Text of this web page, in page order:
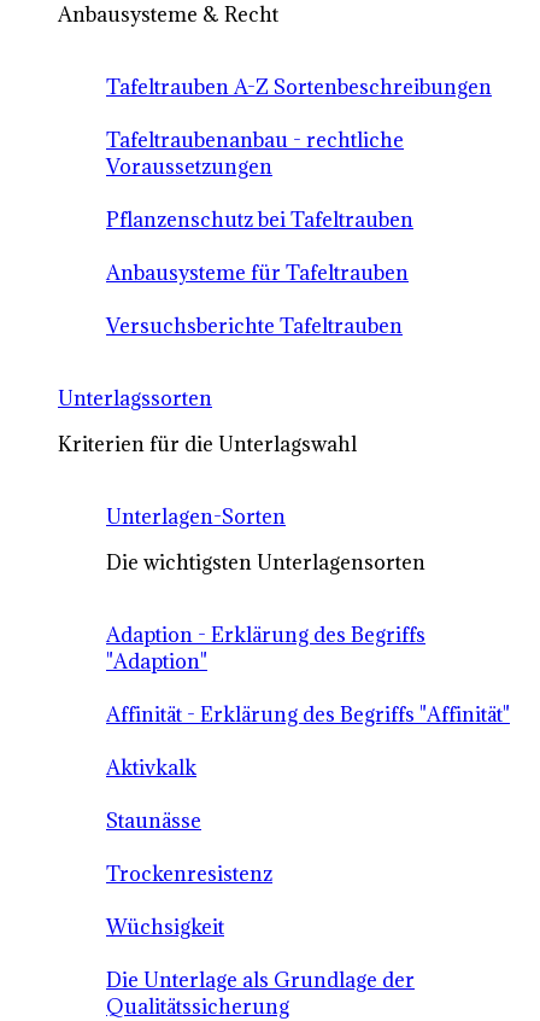
Anbausysteme & Recht
Tafeltrauben A-Z Sortenbeschreibungen
Tafeltraubenanbau - rechtliche
Voraussetzungen
Pflanzenschutz bei Tafeltrauben
Anbausysteme für Tafeltrauben
Versuchsberichte Tafeltrauben
Unterlagssorten
Kriterien für die Unterlagswahl
Unterlagen-Sorten
Die wichtigsten Unterlagensorten
Adaption - Erklärung des Begriffs
"Adaption"
Affinität - Erklärung des Begriffs "Affinität"
Aktivkalk
Staunässe
Trockenresistenz
Wüchsigkeit
Die Unterlage als Grundlage der
Qualitätssicherung